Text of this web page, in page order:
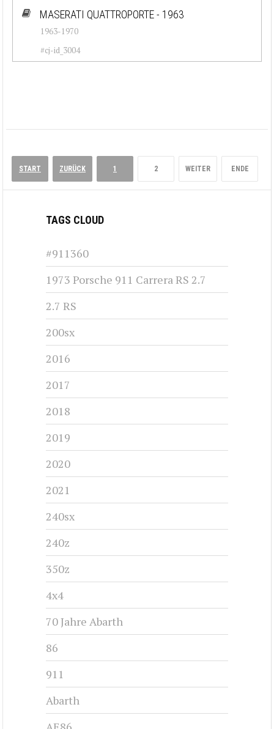
MASERATI QUATTROPORTE - 1963
1963-1970
#cj-id_3004
START ZURÜCK 1 2 WEITER ENDE
TAGS CLOUD
#911360
1973 Porsche 911 Carrera RS 2.7
2.7 RS
200sx
2016
2017
2018
2019
2020
2021
240sx
240z
350z
4x4
70 Jahre Abarth
86
911
Abarth